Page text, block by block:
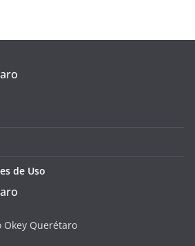
de Uso
Okey Querétaro